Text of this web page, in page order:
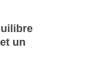
un